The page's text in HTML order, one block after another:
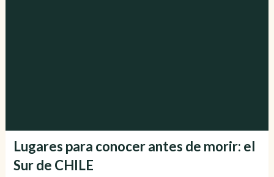
Lugares para conocer antes de morir: el
Sur de CHILE